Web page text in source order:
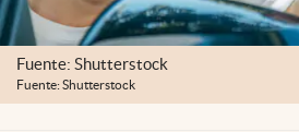
Fuente: Shutterstock
Fuente: Shutterstock